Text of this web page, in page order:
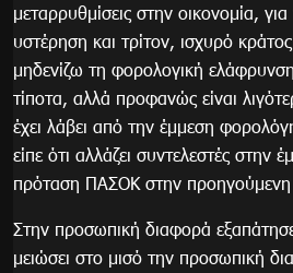
μεταρρυθμίσεις στην οικονομία,
υστέρηση και τρίτον, ισχυρό
μηδενίζω τη φορολογική
τίποτα, αλλά προφανώς είναι
έχει λάβει από την έμμεση
είπε ότι αλλάζει συντελεστές στην
πρόταση ΠΑΣΟΚ στην
Στην προσωπική διαφορά
μειώσει στο μισό την προσωπική